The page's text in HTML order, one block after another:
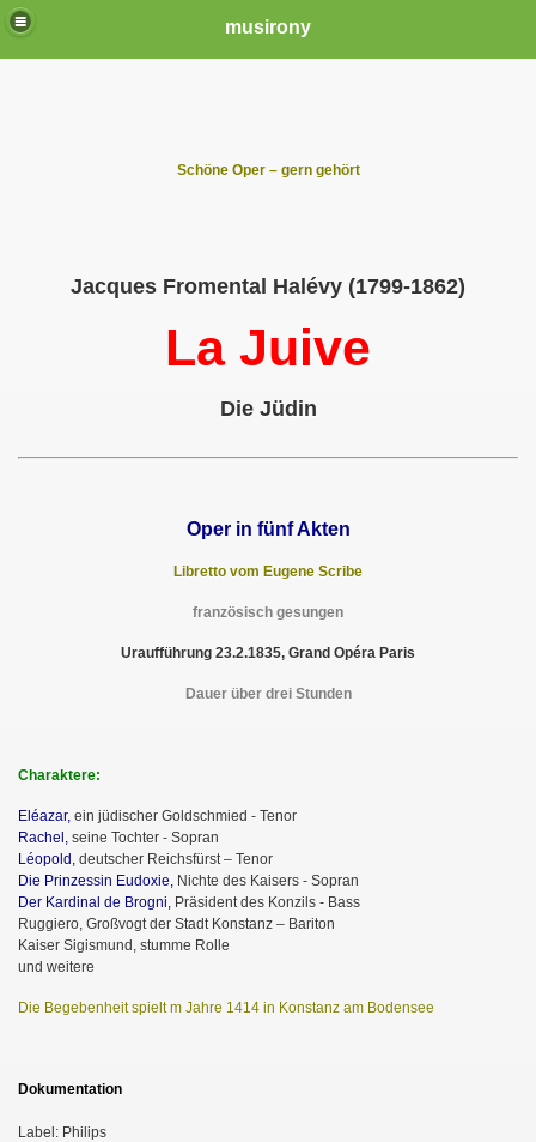
musirony
Schöne Oper – gern gehört
Jacques Fromental Halévy (1799-1862)
La Juive
Die Jüdin
Oper in fünf Akten
Libretto vom Eugene Scribe
französisch gesungen
Uraufführung 23.2.1835, Grand Opéra Paris
Dauer über drei Stunden
Charaktere:
Eléazar, ein jüdischer Goldschmied - Tenor
Rachel, seine Tochter - Sopran
Léopold, deutscher Reichsfürst – Tenor
Die Prinzessin Eudoxie, Nichte des Kaisers - Sopran
Der Kardinal de Brogni, Präsident des Konzils - Bass
Ruggiero, Großvogt der Stadt Konstanz – Bariton
Kaiser Sigismund, stumme Rolle
und weitere
Die Begebenheit spielt m Jahre 1414 in Konstanz am Bodensee
Dokumentation
Label: Philips